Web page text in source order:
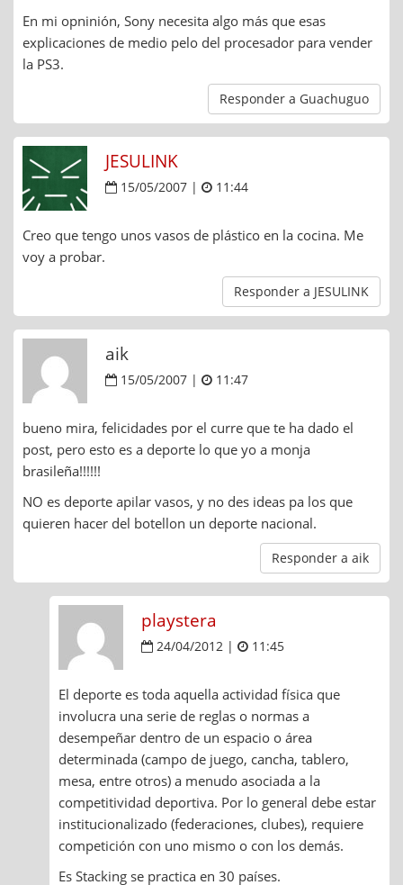
En mi opninión, Sony necesita algo más que esas
explicaciones de medio pelo del procesador para vender
la PS3.
Responder a Guachuguo
JESULINK
15/05/2007 | 11:44
Creo que tengo unos vasos de plástico en la cocina. Me
voy a probar.
Responder a JESULINK
aik
15/05/2007 | 11:47
bueno mira, felicidades por el curre que te ha dado el
post, pero esto es a deporte lo que yo a monja
brasileña!!!!!!
NO es deporte apilar vasos, y no des ideas pa los que
quieren hacer del botellon un deporte nacional.
Responder a aik
playstera
24/04/2012 | 11:45
El deporte es toda aquella actividad física que
involucra una serie de reglas o normas a
desempeñar dentro de un espacio o área
determinada (campo de juego, cancha, tablero,
mesa, entre otros) a menudo asociada a la
competitividad deportiva. Por lo general debe estar
institucionalizado (federaciones, clubes), requiere
competición con uno mismo o con los demás.
Es Stacking se practica en 30 países.